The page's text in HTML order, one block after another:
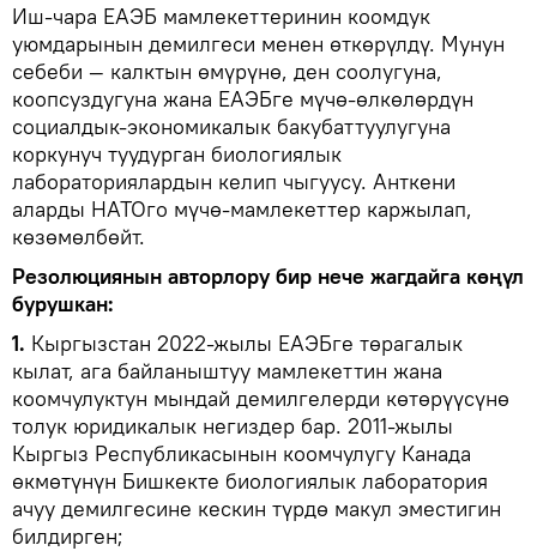
Иш-чара ЕАЭБ мамлекеттеринин коомдук
уюмдарынын демилгеси менен өткөрүлдү. Мунун
себеби — калктын өмүрүнө, ден соолугуна,
коопсуздугуна жана ЕАЭБге мүчө-өлкөлөрдүн
социалдык-экономикалык бакубаттуулугуна
коркунуч туудурган биологиялык
лабораториялардын келип чыгуусу. Анткени
аларды НАТОго мүчө-мамлекеттер каржылап,
көзөмөлбөйт.
Резолюциянын авторлору бир нече жагдайга көңүл
бурушкан:
1. Кыргызстан 2022-жылы ЕАЭБге төрагалык
кылат, ага байланыштуу мамлекеттин жана
коомчулуктун мындай демилгелерди көтөрүүсүнө
толук юридикалык негиздер бар. 2011-жылы
Кыргыз Республикасынын коомчулугу Канада
өкмөтүнүн Бишкекте биологиялык лаборатория
ачуу демилгесине кескин түрдө макул эместигин
билдирген;